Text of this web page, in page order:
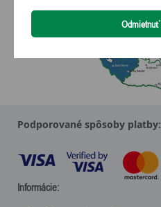
Podporované spôsoby platby:
Informácie: